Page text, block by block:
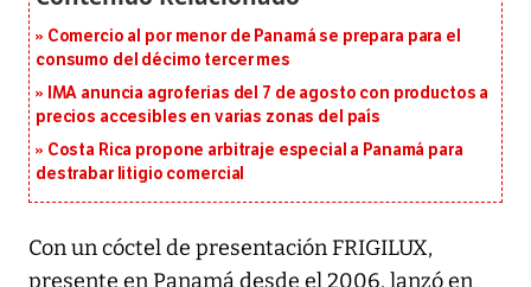
Comercio al por menor de Panamá se prepara para el
consumo del décimo tercer mes
IMA anuncia agroferias del 7 de agosto con productos a
precios accesibles en varias zonas del país
Costa Rica propone arbitraje especial a Panamá para
destrabar litigio comercial
Con un cóctel de presentación FRIGILUX,
presente en Panamá desde el 2006, lanzó en